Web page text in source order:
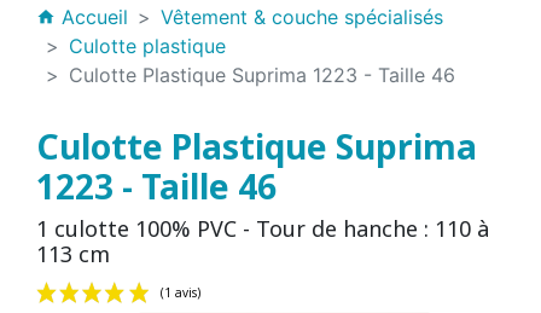
home Accueil
Vêtement & couche spécialisés
Culotte plastique
Culotte Plastique Suprima 1223 - Taille 46
Culotte Plastique Suprima
1223 - Taille 46
1 culotte 100% PVC - Tour de hanche : 110 à
113 cm